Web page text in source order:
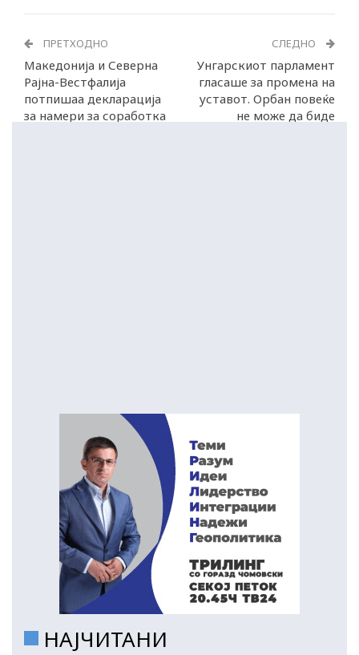
ПРЕТХОДНО
Македонија и Северна
Рајна-Вестфалија
потпишаа декларација
за намери за соработка
СЛЕДНО
Унгарскиот парламент
гласаше за промена на
уставот. Орбан повеќе
не може да биде
НАЈЧИТАНИ